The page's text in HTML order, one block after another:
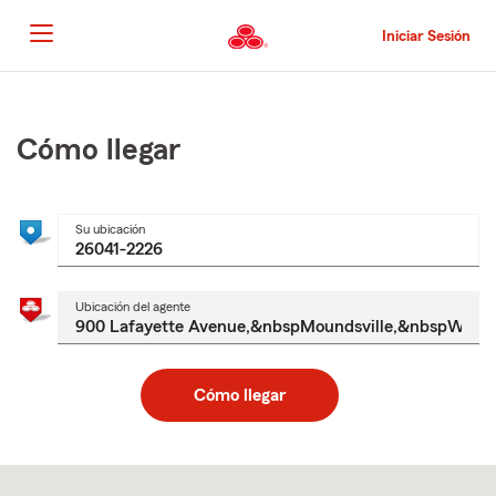
al
contenido
principal
Iniciar Sesión
principal
Cómo llegar
Su ubicación
Ubicación del agente
Cómo llegar
to